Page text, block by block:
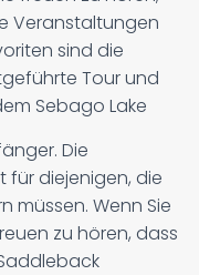
Veranstaltungen
sind die
Tour und
Sebago Lake
Die
für diejenigen, die
müssen. Wenn Sie
zu hören, dass